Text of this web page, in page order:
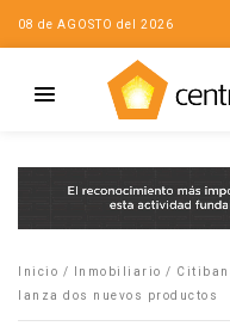
08 de AGOSTO del 2026
Inicio / Inmobiliario /
lanza dos nuevos productos